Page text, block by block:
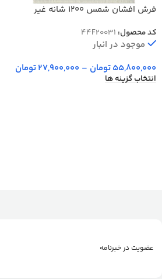
فرش افشان شمس 1200 شانه غیر
کد محصول: 44F20031
موجود در انبار
55,800,000تومان –
27,900,000تومان
انتخاب گزینه ها
عضویت در خبرنامه